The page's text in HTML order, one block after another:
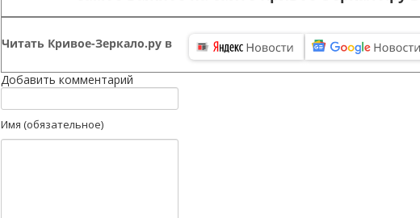
Читать Кривое-Зеркало.ру в
Добавить комментарий
Имя (обязательное)